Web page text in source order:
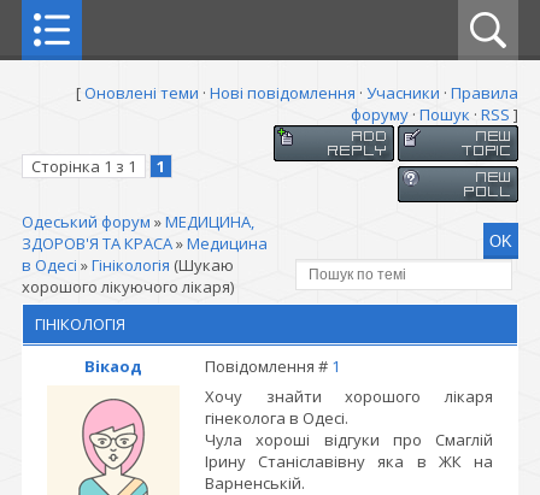
[Оновлені теми · Нові повідомлення · Учасники · Правила
форуму · Пошук · RSS ]
Сторінка 1 з 1 1
Одеський форум »МЕДИЦИНА,
ЗДОРОВ'Я ТА КРАСА»Медицина
в Одесі »Гінікологія (Шукаю
хорошого лікуючого лікаря)
ГІНІКОЛОГІЯ
Вікаод
Повідомлення # 1
Хочу знайти хорошого лікаря
гінеколога в Одесі.
Чула хороші відгуки про Смаглій
Ірину Станіславівну яка в ЖК на
Варненській.